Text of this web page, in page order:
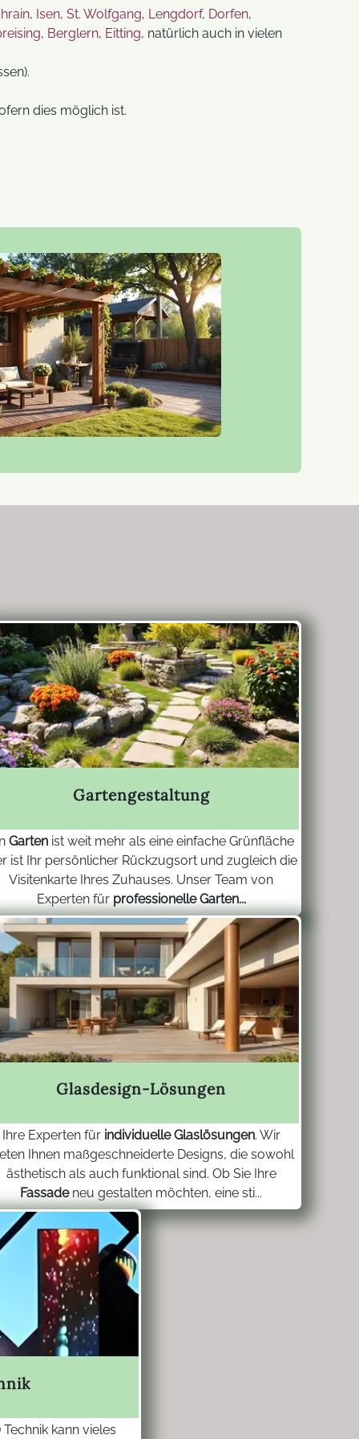
, Isen, St. Wolfgang, Lengdorf, Dorfen,
, Berglern, Eitting, natürlich auch in vielen
dies möglich ist.
Gartengestaltung
Garten ist weit mehr als eine einfache Grünfläche
ist Ihr persönlicher Rückzugsort und zugleich die
Visitenkarte Ihres Zuhauses. Unser Team von
Experten für professionelle Garten...
Glasdesign-Lösungen
Ihre Experten für individuelle Glaslösungen. Wir
Ihnen maßgeschneiderte Designs, die sowohl
ästhetisch als auch funktional sind. Ob Sie Ihre
Fassadeneu gestalten möchten, eine sti...
kann vieles